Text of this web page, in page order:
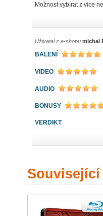
Možnost vybírat z více
Uživatel z e-shopu michal
BALENÍ
VIDEO
AUDIO
BONUSY
VERDIKT